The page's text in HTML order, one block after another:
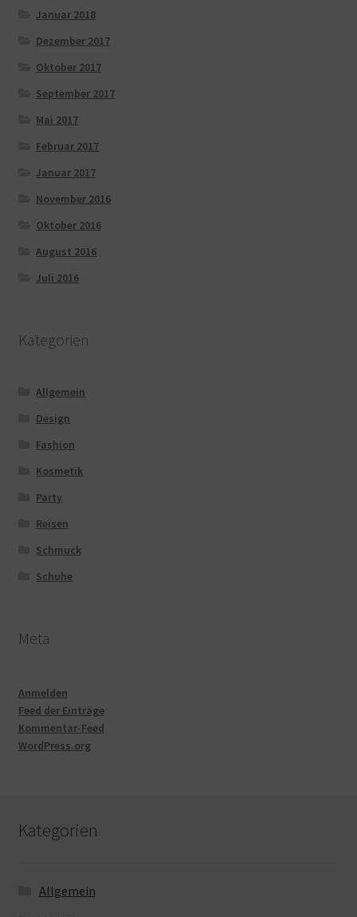
Januar 2018
Dezember 2017
Oktober 2017
September 2017
Mai 2017
Februar 2017
Januar 2017
November 2016
Oktober 2016
August 2016
Juli 2016
Kategorien
Allgemein
Design
Fashion
Kosmetik
Party
Reisen
Schmuck
Schuhe
Meta
Anmelden
Feed der Einträge
Kommentar-Feed
WordPress.org
Kategorien
Allgemein